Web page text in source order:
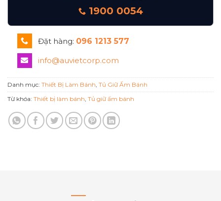
1900 0054
Đặt hàng: 096 1213 577
info@auvietcorp.com
Danh mục: Thiết Bị Làm Bánh, Tủ Giữ Ấm Bánh
Từ khóa: Thiết bị làm bánh, Tủ giữ ấm bánh